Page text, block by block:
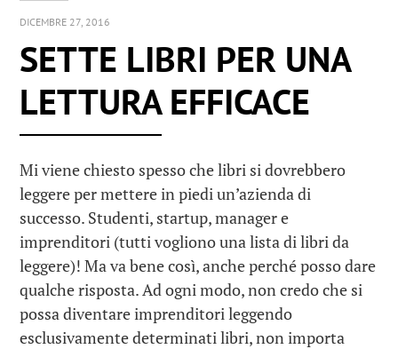
DICEMBRE 27, 2016
SETTE LIBRI PER UNA
LETTURA EFFICACE
Mi viene chiesto spesso che libri si dovrebbero
leggere per mettere in piedi un’azienda di
successo. Studenti, startup, manager e
imprenditori (tutti vogliono una lista di libri da
leggere)! Ma va bene così, anche perché posso dare
qualche risposta. Ad ogni modo, non credo che si
possa diventare imprenditori leggendo
esclusivamente determinati libri, non importa